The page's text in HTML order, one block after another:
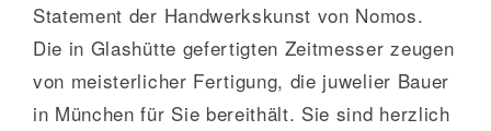
Statement der Handwerkskunst von Nomos.
Die in Glashütte gefertigten Zeitmesser zeugen
von meisterlicher Fertigung, die juwelier Bauer
in München für Sie bereithält. Sie sind herzlich